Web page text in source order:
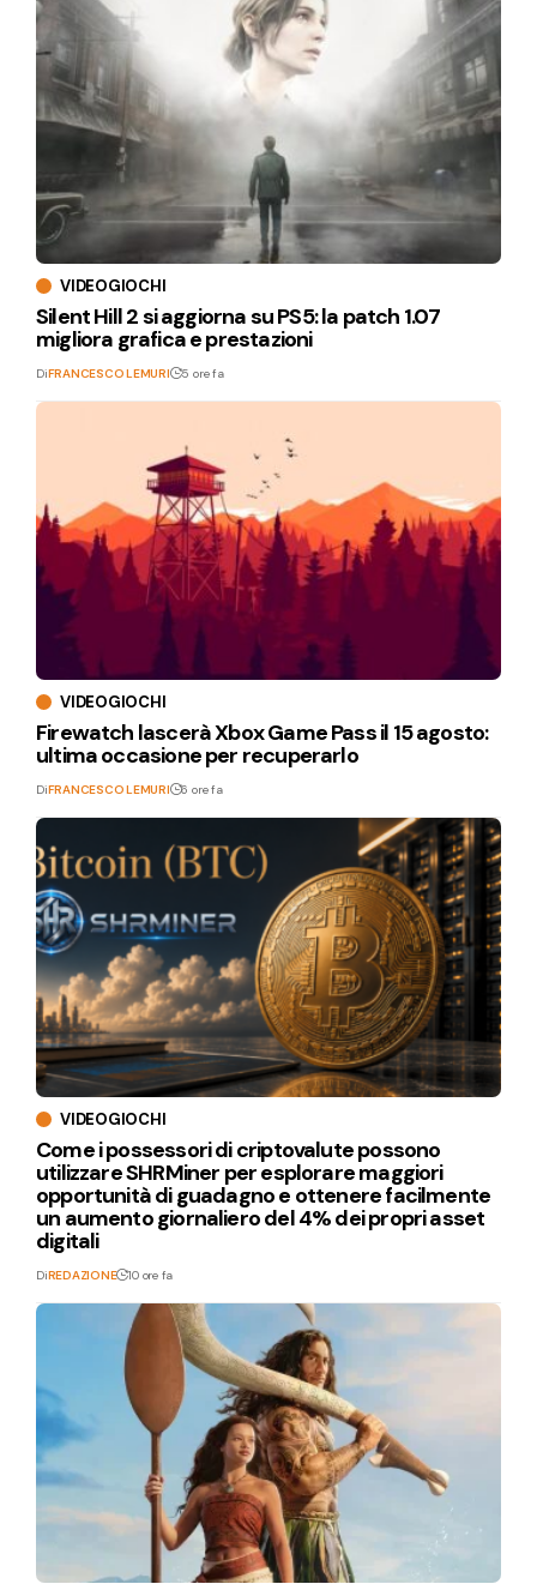
VIDEOGIOCHI
Silent Hill 2 si aggiorna su PS5: la patch 1.07
migliora grafica e prestazioni
DiFRANCESCO LEMURI 5 ore fa
VIDEOGIOCHI
Firewatch lascerà Xbox Game Pass il 15 agosto:
ultima occasione per recuperarlo
DiFRANCESCO LEMURI 6 ore fa
VIDEOGIOCHI
Come i possessori di criptovalute possono
utilizzare SHRMiner per esplorare maggiori
opportunità di guadagno e ottenere facilmente
un aumento giornaliero del 4% dei propri asset
digitali
DiREDAZIONE 10 ore fa